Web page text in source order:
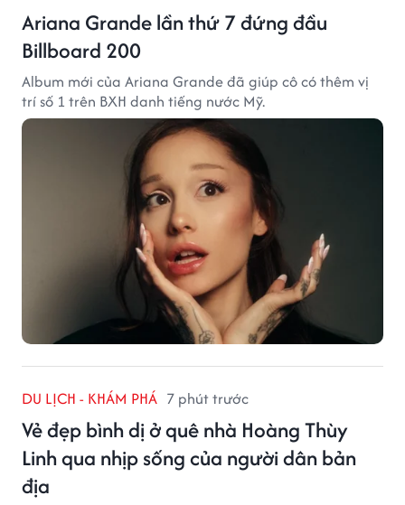
Ariana Grande lần thứ 7 đứng đầu
Billboard 200
Album mới của Ariana Grande đã giúp cô có thêm vị
trí số 1 trên BXH danh tiếng nước Mỹ.
DU LỊCH - KHÁM PHÁ 7 phút trước
Vẻ đẹp bình dị ở quê nhà Hoàng Thùy
Linh qua nhịp sống của người dân bản
địa